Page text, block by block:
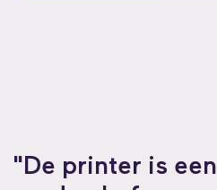
"De printer is